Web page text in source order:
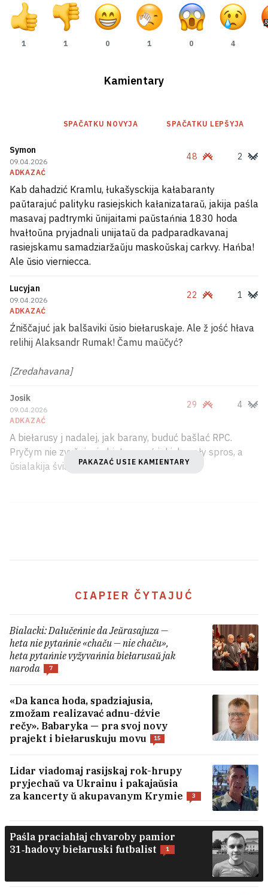
1 1 0 1 0 4
Kamientary
SPAČATKU NOVYJA SPAČATKU LEPŠYJA
Symon
09.04.2026
ADKAZAĆ
48 2
Kab dahadzić Kramlu, łukašysckija kałabaranty
paŭtarajuć palityku rasiejskich kałanizataraŭ, jakija paśla
masavaj padtrymki ŭnijaitami paŭstańnia 1830 hoda
hvałtoŭna pryjadnali unijataŭ da padparadkavanaj
rasiejskamu samadziaržaŭju maskoŭskaj carkvy. Hańba!
Ale ŭsio vierniecca.
Lucyjan
09.04.2026
ADKAZAĆ
22 1
Źniščajuć jak balšaviki ŭsio biełaruskaje. Ale ž jość hłava
relihij Alaksandr Rumak! Čamu maŭčyć?
[Zredahavana]
Josik
09.04.2026
ADKAZAĆ
29 4
A biełarusy j nadalej, jak barany, buduć bašlać RPC.
Pryčym nie zvyčajnyja biełarusy, ź jakich mały spros, a
ŭsialakija śviadomyja...PAKAZAĆ USIE KAMIENTARY
CIAPIER ČYTAJUĆ
Bialacki: Dałučeńnie da Jeŭrasajuza —
heta nie pytańnie «chaču — nie chaču»,
heta pytańnie vyžyvańnia biełarusaŭ jak
naroda
7
«Da kanca hoda, spadziajusia,
zmožam realizavać adnu-dźvie
rečy». Babaryka — pra svoj novy
prajekt i biełaruskuju movu
15
Lidar viadomaj rasijskaj rok-hrupy
pryjechaŭ va Ukrainu i pakajaŭsia
za kancerty ŭ akupavanym Krymie
3
Paśla praciahłaj chvaroby pamior
31‑hadovy biełaruski futbalist
1
lačyŭsia ŭ Biełarusi ad narkatyčnaj